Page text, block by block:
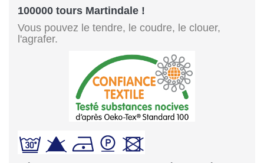
100000 tours Martindale !
Vous pouvez le tendre, le coudre, le clouer,
l'agrafer.